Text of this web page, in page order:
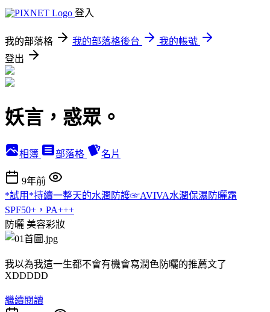
登入
我的部落格 我的部落格後台
我的帳號
登出
妖言，惑眾。
相簿 部落格 名片
9年前
*試用*持續一整天的水潤防護☞AVIVA水潤保濕防曬霜
SPF50+，PA+++
防曬 美容彩妝
我以為我這一生都不會有機會寫潤色防曬的推薦文了
XDDDDD
繼續閱讀